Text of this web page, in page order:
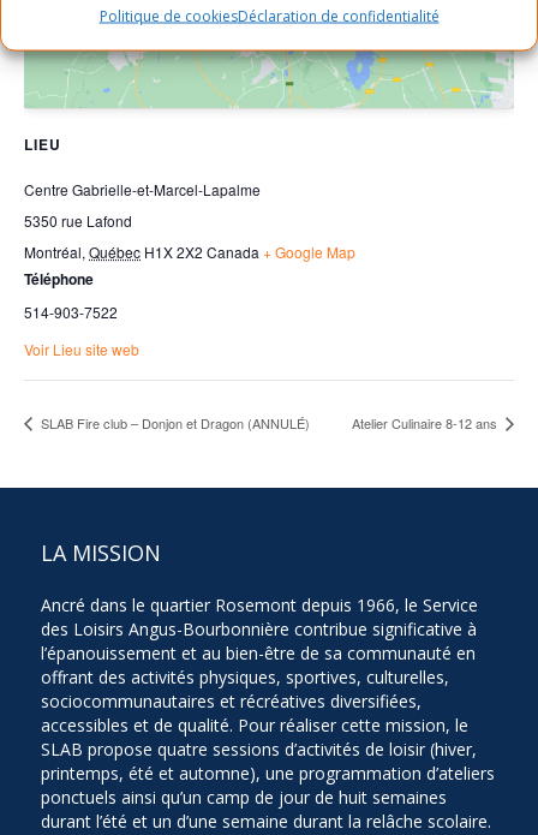
Politique de cookiesDéclaration de confidentialité
LIEU
Centre Gabrielle-et-Marcel-Lapalme
5350 rue Lafond
Montréal, Québec H1X 2X2 Canada + Google Map
Téléphone
514-903-7522
Voir Lieu site web
SLAB Fire club – Donjon et Dragon (ANNULÉ) Atelier Culinaire 8-12 ans
LA MISSION
Ancré dans le quartier Rosemont depuis 1966, le Service
des Loisirs Angus-Bourbonnière contribue significative à
l’épanouissement et au bien-être de sa communauté en
offrant des activités physiques, sportives, culturelles,
sociocommunautaires et récréatives diversifiées,
accessibles et de qualité. Pour réaliser cette mission, le
SLAB propose quatre sessions d’activités de loisir (hiver,
printemps, été et automne), une programmation d’ateliers
ponctuels ainsi qu’un camp de jour de huit semaines
durant l’été et un d’une semaine durant la relâche scolaire.